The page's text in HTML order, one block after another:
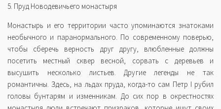
5. Пруд Новодевичьего монастыря
Монастырь и его территории часто упоминаются знатоками
необычного и паранормального. По современному поверью,
чтобы сберечь верность друг другу, влюбленные должны
посетить местный сквер весной, сорвать с деревьев и
высушить несколько листьев. Другие легенды не так
романтичны. Здесь, на льдах пруда, когда-то сам Петр I рубил
головы бунтарям и изменникам. До сих пор в окрестностях